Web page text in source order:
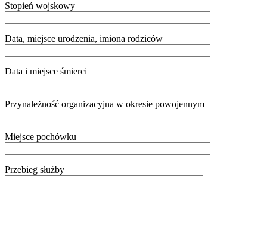
Stopień wojskowy
Data, miejsce urodzenia, imiona rodziców
Data i miejsce śmierci
Przynależność organizacyjna w okresie powojennym
Miejsce pochówku
Przebieg służby